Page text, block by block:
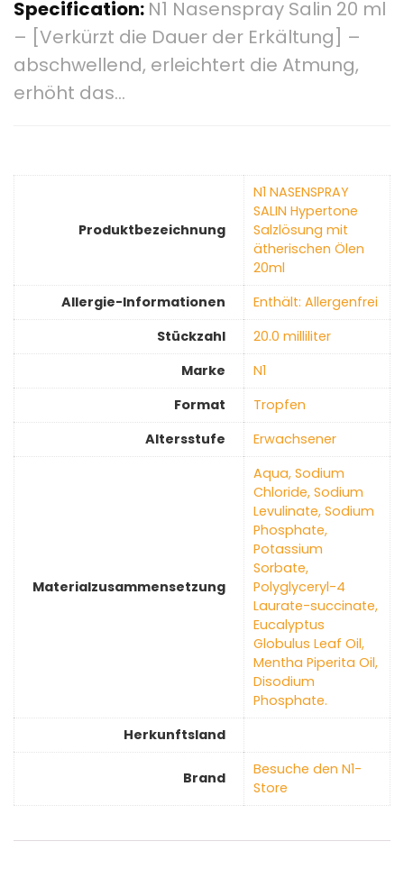
Specification: N1 Nasenspray Salin 20 ml
– [Verkürzt die Dauer der Erkältung] –
abschwellend, erleichtert die Atmung,
erhöht das…
Produktbezeichnung
‎N1 NASENSPRAY
SALIN Hypertone
Salzlösung mit
ätherischen Ölen
20ml
Allergie-Informationen
‎Enthält: Allergenfrei
Stückzahl
‎20.0 milliliter
Marke
‎N1
Format
‎Tropfen
Altersstufe
‎Erwachsener
Materialzusammensetzung
‎Aqua, Sodium
Chloride, Sodium
Levulinate, Sodium
Phosphate,
Potassium
Sorbate,
Polyglyceryl-4
Laurate-succinate,
Eucalyptus
Globulus Leaf Oil,
Mentha Piperita Oil,
Disodium
Phosphate.
Herkunftsland
Brand
Besuche den N1-
Store